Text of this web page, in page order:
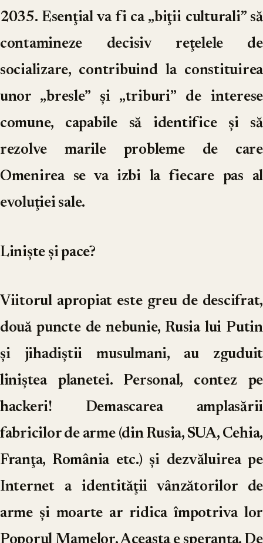
2035. Esenţial va fi ca „biţii culturali” să
contamineze decisiv reţelele de
socializare, contribuind la constituirea
unor „bresle” şi „triburi” de interese
comune, capabile să identifice şi să
rezolve marile probleme de care
Omenirea se va izbi la fiecare pas al
evoluţiei sale.
Linişte şi pace?
Viitorul apropiat este greu de descifrat,
două puncte de nebunie, Rusia lui Putin
şi jihadiştii musulmani, au zguduit
liniştea planetei. Personal, contez pe
hackeri! Demascarea amplasării
fabricilor de arme (din Rusia, SUA, Cehia,
Franţa, România etc.) şi dezvăluirea pe
Internet a identităţii vânzătorilor de
arme şi moarte ar ridica împotriva lor